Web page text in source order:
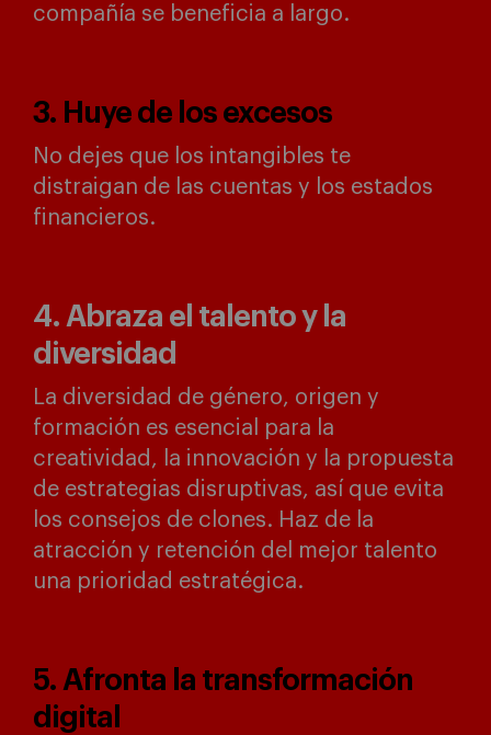
compañía se beneficia a largo.
3. Huye de los excesos
No dejes que los intangibles te
distraigan de las cuentas y los estados
financieros.
4. Abraza el talento y la
diversidad
La diversidad de género, origen y
formación es esencial para la
creatividad, la innovación y la propuesta
de estrategias disruptivas, así que evita
los consejos de clones. Haz de la
atracción y retención del mejor talento
una prioridad estratégica.
5. Afronta la transformación
digital